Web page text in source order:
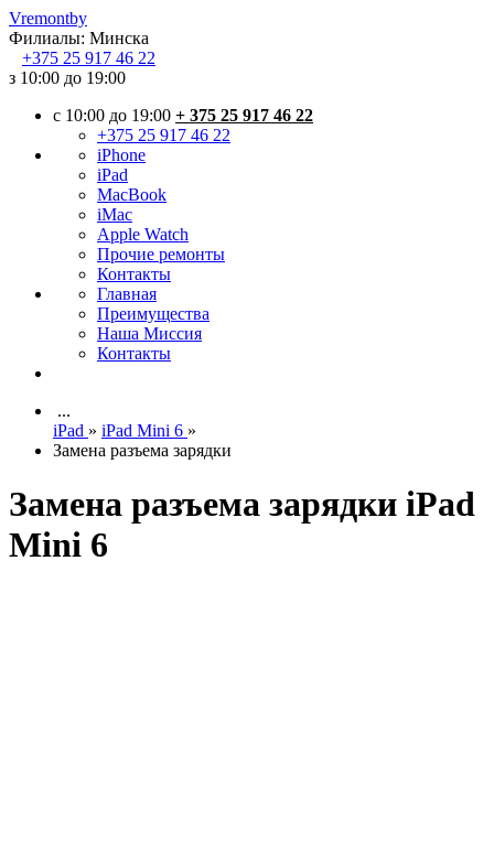
Vremontby
Филиалы: Минска
+375 25 917 46 22
з 10:00 до 19:00
c 10:00 до 19:00 + 375 25 917 46 22
+375 25 917 46 22
iPhone
iPad
MacBook
iMac
Apple Watch
Прочие ремонты
Контакты
Главная
Преимущества
Наша Миссия
Контакты
...
iPad » iPad Mini 6 »
Замена разъема зарядки
Замена разъема зарядки iPad
Mini 6